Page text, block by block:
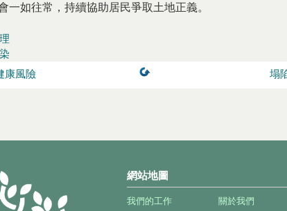
一如往常，持續協助居民爭取土地正義。
康風險
塌
網站地圖
我們的工作
關於我們